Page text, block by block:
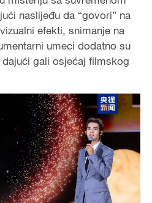
naslijeđu da “govori” na
efekti, snimanje na
umeci dodatno su
gali osjećaj filmskog